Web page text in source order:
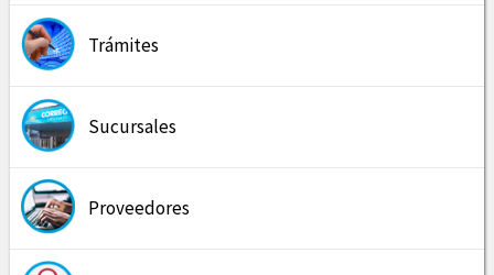
Trámites
Sucursales
Proveedores